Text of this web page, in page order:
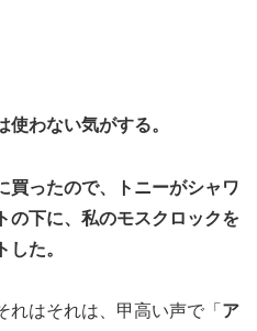
わない気がする。
買ったので、トニーがシャワ
の下に、私のモスクロックを
た。
れはそれは、甲高い声で「 ア